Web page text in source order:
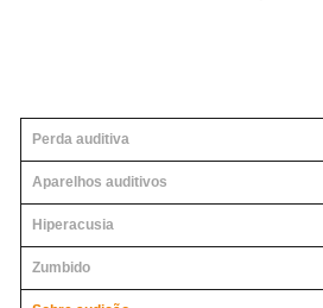
Perda auditiva
Aparelhos auditivos
Hiperacusia
Zumbido